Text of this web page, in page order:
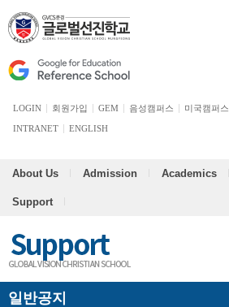
LOGIN 회원가입 GEM 음성캠퍼스 미국캠퍼스
INTRANET ENGLISH
About Us Admission Academics
Support
일반공지